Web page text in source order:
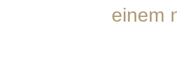
einem